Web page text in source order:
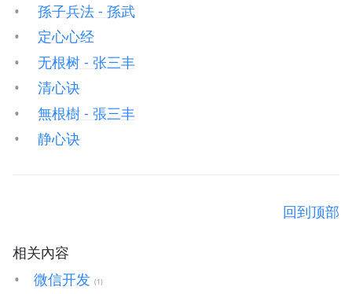
孫子兵法 - 孫武
定心心经
无根树 - 张三丰
清心诀
無根樹 - 張三丰
静心诀
回到顶部
相关內容
微信开发 (1)